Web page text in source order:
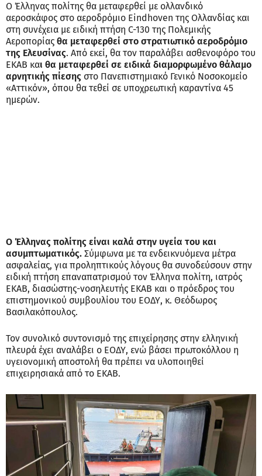
Ο Έλληνας πολίτης θα μεταφερθεί με ολλανδικό
αεροσκάφος στο αεροδρόμιο Eindhoven της Ολλανδίας και
στη συνέχεια με ειδική πτήση C-130 της Πολεμικής
Αεροπορίας θα μεταφερθεί στο στρατιωτικό αεροδρόμιο
της Ελευσίνας. Από εκεί, θα τον παραλάβει ασθενοφόρο του
ΕΚΑΒ και θα μεταφερθεί σε ειδικά διαμορφωμένο θάλαμο
αρνητικής πίεσης στο Πανεπιστημιακό Γενικό Νοσοκομείο
«Αττικόν», όπου θα τεθεί σε υποχρεωτική καραντίνα 45
ημερών.
Ο Έλληνας πολίτης είναι καλά στην υγεία του και
ασυμπτωματικός. Σύμφωνα με τα ενδεικνυόμενα μέτρα
ασφαλείας, για προληπτικούς λόγους θα συνοδεύσουν στην
ειδική πτήση επαναπατρισμού τον Έλληνα πολίτη, ιατρός
ΕΚΑΒ, διασώστης-νοσηλευτής ΕΚΑΒ και ο πρόεδρος του
επιστημονικού συμβουλίου του ΕΟΔΥ, κ. Θεόδωρος
Βασιλακόπουλος.
Τον συνολικό συντονισμό της επιχείρησης στην ελληνική
πλευρά έχει αναλάβει ο ΕΟΔΥ, ενώ βάσει πρωτοκόλλου η
υγειονομική αποστολή θα πρέπει να υλοποιηθεί
επιχειρησιακά από το ΕΚΑΒ.